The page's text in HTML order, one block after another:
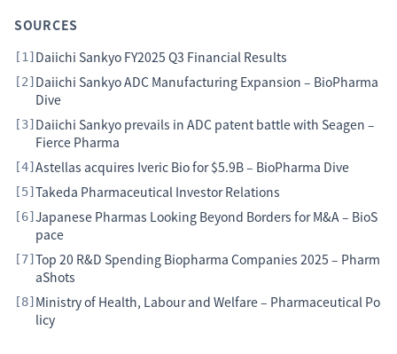
SOURCES
[1 ] Daiichi Sankyo FY2025 Q3 Financial Results
[2] Daiichi Sankyo ADC Manufacturing Expansion – BioPharma
Dive
[3] Daiichi Sankyo prevails in ADC patent battle with Seagen –
Fierce Pharma
[4] Astellas acquires Iveric Bio for $5.9B – BioPharma Dive
[5] Takeda Pharmaceutical Investor Relations
[6] Japanese Pharmas Looking Beyond Borders for M&A – BioS
pace
[7] Top 20 R&D Spending Biopharma Companies 2025 – Pharm
aShots
[8] Ministry of Health, Labour and Welfare – Pharmaceutical Po
licy